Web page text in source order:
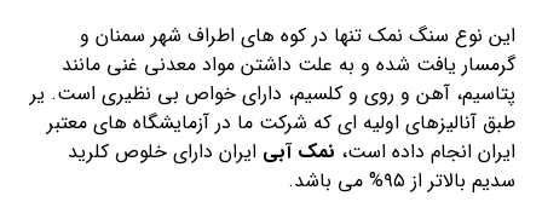
این نوع سنگ نمک تنها در کوه های اطراف شهر سمنان و
گرمسار یافت شده و به علت داشتن مواد معدنی غنی مانند
پتاسیم، آهن و روی و کلسیم، دارای خواص بی نظیری است. یر
طبق آنالیزهای اولیه ای که شرکت ما در آزمایشگاه های معتبر
ایران انجام داده است، نمک آبی ایران دارای خلوص کلرید
سدیم بالاتر از ۹۵% می باشد.